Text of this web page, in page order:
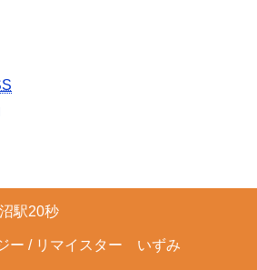
駅20秒
ー / リマイスター いずみ